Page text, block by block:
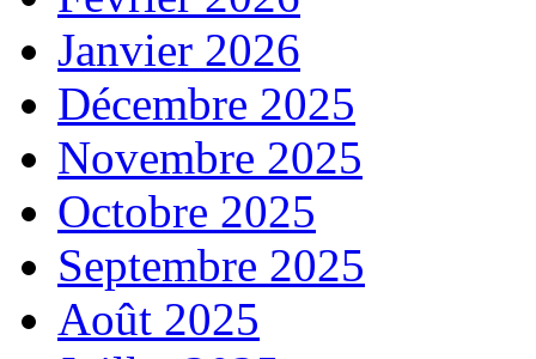
Janvier 2026
Décembre 2025
Novembre 2025
Octobre 2025
Septembre 2025
Août 2025